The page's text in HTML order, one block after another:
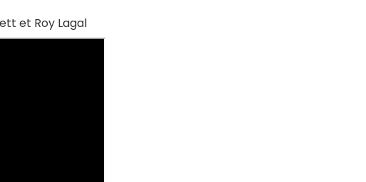
et Roy Lagal